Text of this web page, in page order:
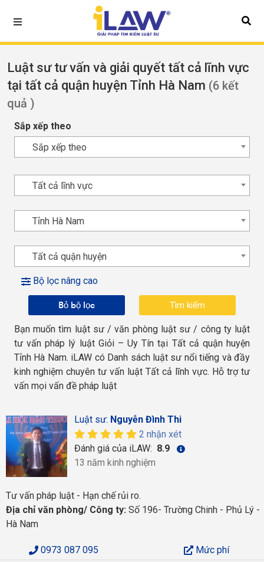
Luật sư tư vấn và giải quyết tất cả lĩnh vực
tại tất cả quận huyện Tỉnh Hà Nam (6 kết
quả )
Sắp xếp theo
Sắp xếp theo
Tất cả lĩnh vực
Tỉnh Hà Nam
Tất cả quận huyện
Bộ lọc nâng cao
Bỏ bộ lọc
Bạn muốn tìm luật sư / văn phòng luật sư / công ty luật
tư vấn pháp lý luật Giỏi – Uy Tín tại Tất cả quận huyện
Tỉnh Hà Nam. iLAW có Danh sách luật sư nổi tiếng và đầy
kinh nghiệm chuyên tư vấn luật Tất cả lĩnh vực. Hỗ trợ tư
vấn mọi vấn đề pháp luật
Luật sư: Nguyễn Đình Thi
2 nhận xét
Đánh giá của iLAW: 8.9
13 năm kinh nghiệm
Tư vấn pháp luật - Hạn chế rủi ro.
Địa chỉ văn phòng/ Công ty: Số 196- Trường Chinh - Phủ Lý -
Hà Nam
0973 087 095
Mức phí